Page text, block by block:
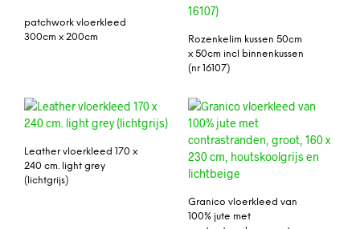
patchwork vloerkleed
300cm x 200cm
Rozenkelim kussen 50cm
x 50cm incl binnenkussen
(nr 16107)
Leather vloerkleed 170 x
240 cm. light grey
(lichtgrijs)
Granico vloerkleed van
100% jute met